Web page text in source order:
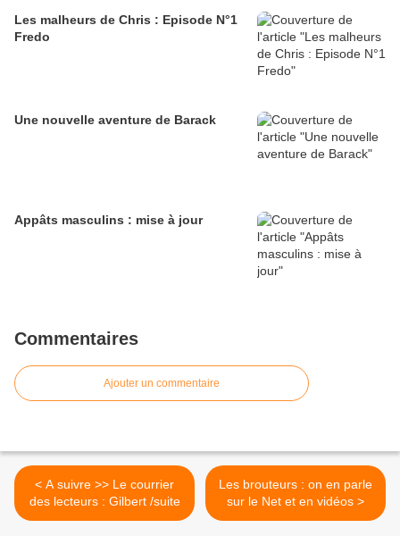
Les malheurs de Chris : Episode N°1
Fredo
Une nouvelle aventure de Barack
Appâts masculins : mise à jour
Commentaires
Ajouter un commentaire
< A suivre >> Le courrier
des lecteurs : Gilbert /suite
Les brouteurs : on en parle
sur le Net et en vidéos >